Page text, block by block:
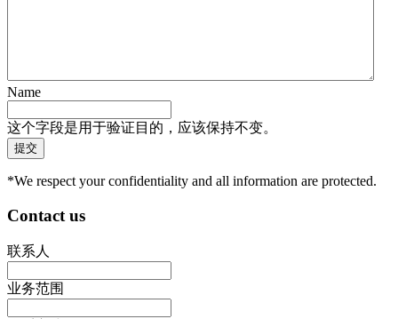
Name
这个字段是用于验证目的，应该保持不变。
*We respect your confidentiality and all information are protected.
Contact us
联系人
业务范围